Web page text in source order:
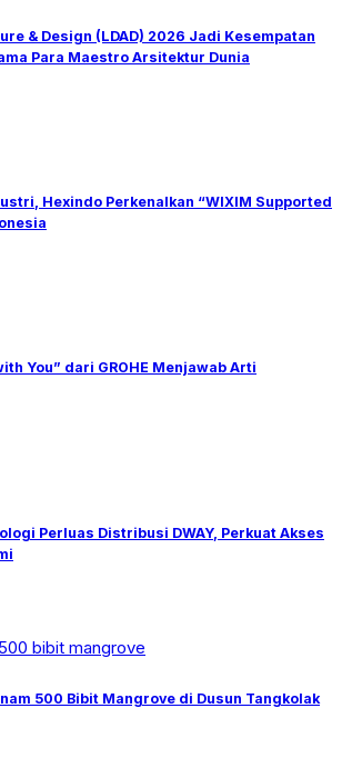
& Design (LDAD) 2026 Jadi Kesempatan
Para Maestro Arsitektur Dunia
Hexindo Perkenalkan “WIXIM Supported
You” dari GROHE Menjawab Arti
Perluas Distribusi DWAY, Perkuat Akses
500 Bibit Mangrove di Dusun Tangkolak